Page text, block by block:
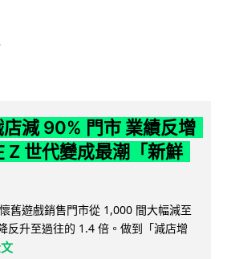
店減 90% 門市 業績反增
Z 世代變成最潮「新鮮
舊遊戲銷售門市從 1,000 間大幅減至
反升至過往的 1.4 倍。做到「減店增